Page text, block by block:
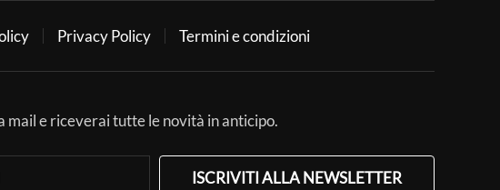
Privacy Policy Termini e condizioni
e riceverai tutte le novità in anticipo.
ISCRIVITI ALLA NEWSLETTER